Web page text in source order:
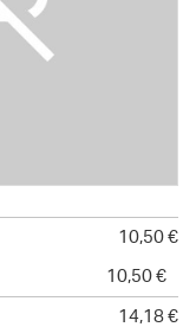
10,50 €
10,50 €
14,18 €